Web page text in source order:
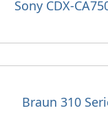
Sony CDX-
Braun 310